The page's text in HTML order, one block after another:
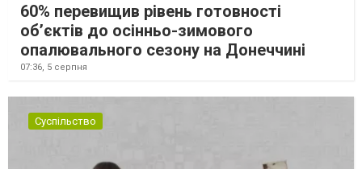
60% перевищив рівень готовності
об’єктів до осінньо-зимового
опалювального сезону на Донеччині
07:36, 5 серпня
Суспільство